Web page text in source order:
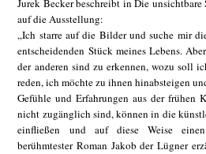
Jurek Becker beschreibt in Die
auf die Ausstellung:
„Ich starre auf die Bilder und suche mir
entscheidenden Stück meines Lebens.
der anderen sind zu erkennen, wozu soll
reden, ich möchte zu ihnen hinabsteigen
Gefühle und Erfahrungen aus der frühen
nicht zugänglich sind, können in die
einfließen und auf diese Weise
berühmtester Roman Jakob der Lügner